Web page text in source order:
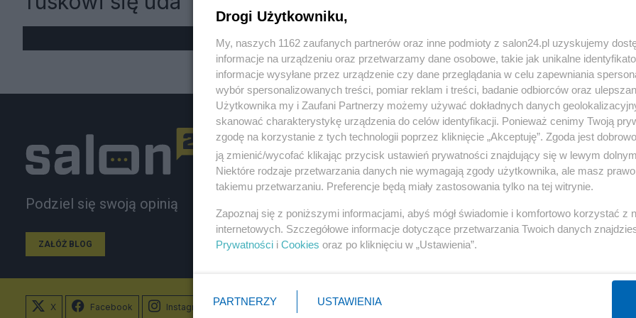
« WRÓĆ DO NOTKI
Podziel się swoją opinią
ZAŁÓŻ BLOG
Polityka
Rosja
PiS
Prezydent
NATO
Gospodarka
Biznes
Pieniądze
Inwestycje
Podatki
X Facebook Instagram
Drogi Użytkowniku,
My, naszych 1162 zaufanych partnerów oraz inne podmioty z salon24.pl uzyskujemy
informacje na urządzeniu oraz przetwarzamy dane osobowe, takie jak unikalne
informacje wysyłane przez urządzenie czy dane przeglądania w celu zapewniania
wybór spersonalizowanych treści, pomiar reklam i treści, badanie odbiorców oraz
Użytkownika my i Zaufani Partnerzy możemy używać dokładnych danych
skanować charakterystykę urządzenia do celów identyfikacji. Ponieważ cenimy Twoją
zgodę na korzystanie z tych technologii poprzez kliknięcie „Akceptuję”. Zgoda jest
ją zmienić/wycofać klikając przycisk ustawień prywatności znajdujący się w lewym
Niektóre rodzaje przetwarzania danych nie wymagają zgody użytkownika, ale masz
takiemu przetwarzaniu. Preferencje będą miały zastosowania tylko na tej witrynie.
Zapoznaj się z poniższymi informacjami, abyś mógł świadomie i komfortowo korzystać z
internetowych. Szczegółowe informacje dotyczące przetwarzania Twoich danych
Prywatności i Cookies oraz po kliknięciu w „Ustawienia”.
PARTNERZY USTAWIENIA